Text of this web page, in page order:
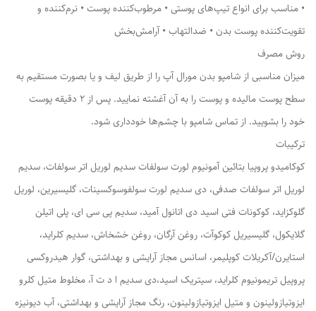
• مناسب برای انواع تیپ‌های پوستی • مرطوب‌کننده پوست • نرم‌کننده و
تقویت‌کننده پوست بدن • ضدالتهاب • آرامش‌بخش
روش مصرف
میزان مناسبی از شامپو بدن مورال آپ را از طریق لیف و یا بصورت مستقیم به
سطح پوست مالیده و پوست را به آن آغشته نمایید. پس از 2 دقیقه پوست
خود را بشویید. از تماس شامپو با چشم‌ها خودداری شود.
ترکیبات
کوکامیدو پروپیا بتائین آمونیوم لورت سولفات سدیم لوریل اتر سولفات، سدیم
لوریل اتر سولفات صدفی، دی سدیم لورت سولفوسوکسینات، گلیسیرین، لوریل
گلوکزاید، کوکونات فتی اسید دی اتانول آمید، سدیم پی سی ای، پلی اتیلن
گلایکول، گلیسیریل کوکوآت، روغن آرگان، روغن خشخاش، سدیم کلراید،
استایرن/آکریلات کوپلیمر، اسانس مجاز آرایشی و بهداشتی، گوار هیدروکسی
پروپیل تریمونیوم کلراید، سیتریک اسید،دی سدیم ا د ت آ، مخلوط متیل کلرو
ایزوتیازولینون و متیل ایزوتیازولینون، رنگ مجاز آرایشی و بهداشتی، آب دیونیزه